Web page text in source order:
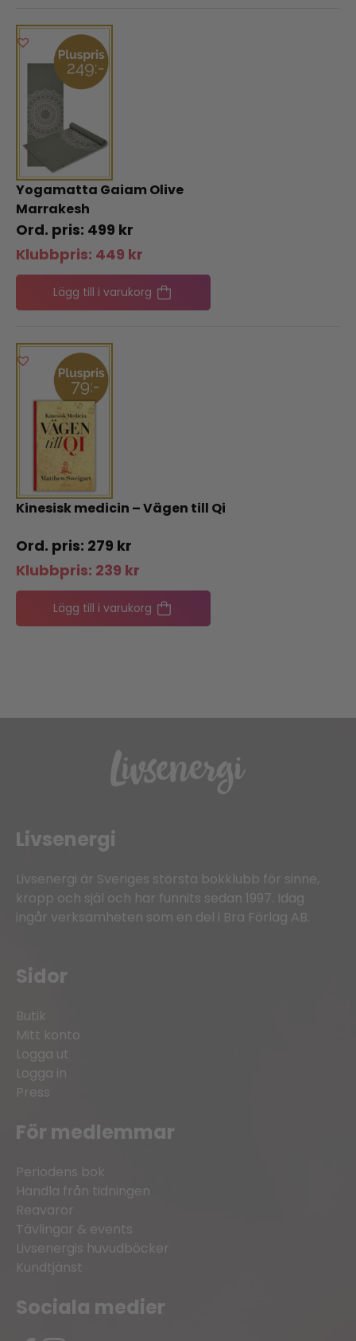
Yogamatta Gaiam Olive
Marrakesh
499 kr
Klubbpris: 449 kr
Lägg till i varukorg
Kinesisk medicin – Vägen till Qi
279 kr
Klubbpris: 239 kr
Lägg till i varukorg
Livsenergi
Livsenergi är Sveriges största bokklubb för sinne,
kropp och själ och har funnits sedan 1997. Idag
ingår verksamheten som en del i Bra Förlag AB.
Sidor
Butik
Mitt konto
Logga ut
Logga in
Press
För medlemmar
Periodens bok
Handla från tidningen
Reavaror
Tävlingar & events
Livsenergis huvudböcker
Kundtjänst
Sociala medier